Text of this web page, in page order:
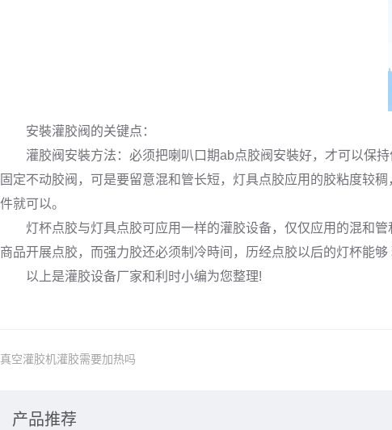
安裝灌胶阀的关键点：
灌胶阀安裝方法：必须把喇叭口期ab点胶阀安裝好，才可以保持
固定不动胶阀，可是要留意混和管长短，灯具点胶应用的胶粘度较
件就可以。
灯杯点胶与灯具点胶可应用一样的灌胶设备，仅仅应用的混和管
商品开展点胶，而强力胶还必须制冷時间，历经点胶以后的灯杯能
以上是灌胶设备厂家和利时小编为您整理!
真空灌胶机灌胶需要加热吗
产品推荐